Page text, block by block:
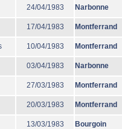
24/04/1983 Narbonne
17/04/1983 Montferrand
10/04/1983 Montferrand
03/04/1983 Narbonne
27/03/1983 Montferrand
20/03/1983 Montferrand
13/03/1983 Bourgoin